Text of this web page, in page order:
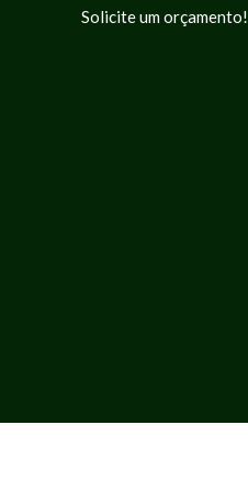
Solicite um orçamento!